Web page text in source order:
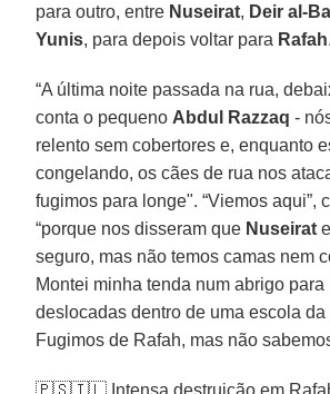
para outro, entre Nuseirat, Deir al-
Yunis, para depois voltar para Rafah.
“A última noite passada na rua,
conta o pequeno Abdul Razzaq -
relento sem cobertores e, enquanto
congelando, os cães de rua nos
fugimos para longe". “Viemos aqui”,
“porque nos disseram que Nuseirat
seguro, mas não temos camas nem
Montei minha tenda num abrigo para
deslocadas dentro de uma escola da
Fugimos de Rafah, mas não
🇵🇸🇮🇱 Intensa destruição em